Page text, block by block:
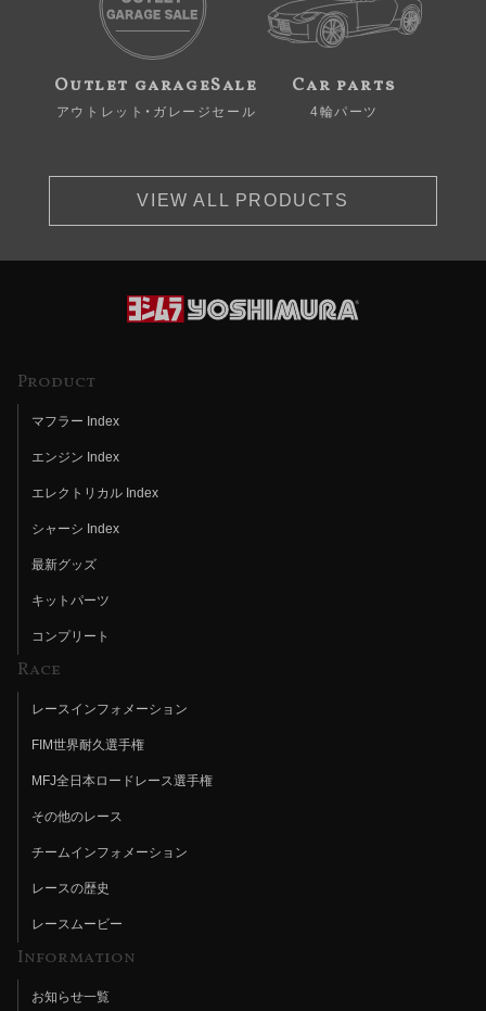
Outlet garageSale
アウトレット・ガレージセール
Car parts
4輪パーツ
VIEW ALL PRODUCTS
Product
マフラー Index
エンジン Index
エレクトリカル Index
シャーシ Index
最新グッズ
キットパーツ
コンプリート
Race
レースインフォメーション
FIM世界耐久選手権
MFJ全日本ロードレース選手権
その他のレース
チームインフォメーション
レースの歴史
レースムービー
Information
お知らせ一覧